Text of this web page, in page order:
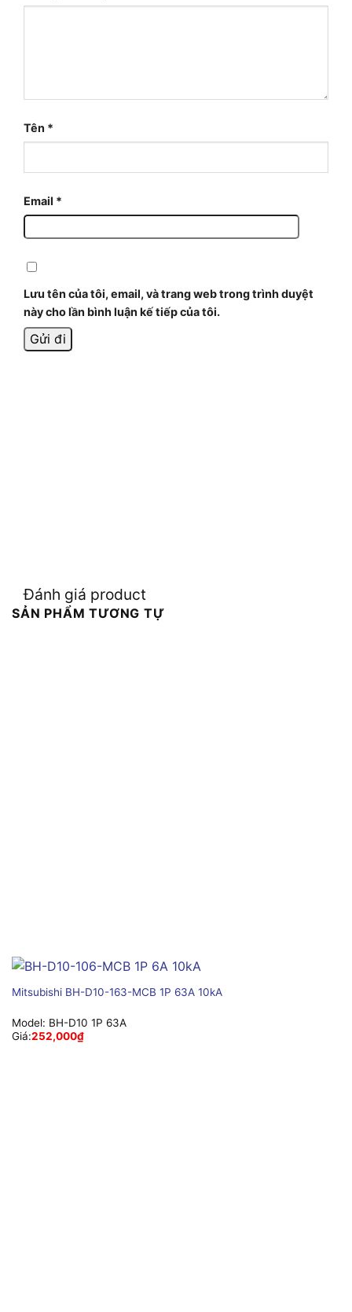
Tên *
Email *
Lưu tên của tôi, email, và trang web trong trình duyệt
này cho lần bình luận kế tiếp của tôi.
Đánh giá product
SẢN PHẨM TƯƠNG TỰ
Mitsubishi BH-D10-163-MCB 1P 63A 10kA
Model: BH-D10 1P 63A
Giá:252,000₫